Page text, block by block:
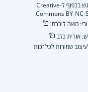
התוכן מוגש בכפוף ל-Creative
Commons BY-NC-
משה ליברמן
אורית כלב
שמורות לכל זכות